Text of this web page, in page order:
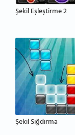
Şekil Eşleştirme 2
Şekil Sığdırma